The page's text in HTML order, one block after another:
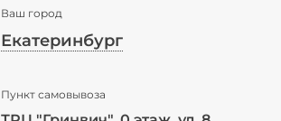
Ваш город
Екатеринбург
Екатеринбург ваш город?
Пункт самовывоза